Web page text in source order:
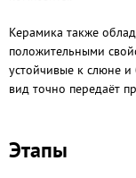
Керамика также
положительными
устойчивые к слюне
вид точно передаёт
Этапы